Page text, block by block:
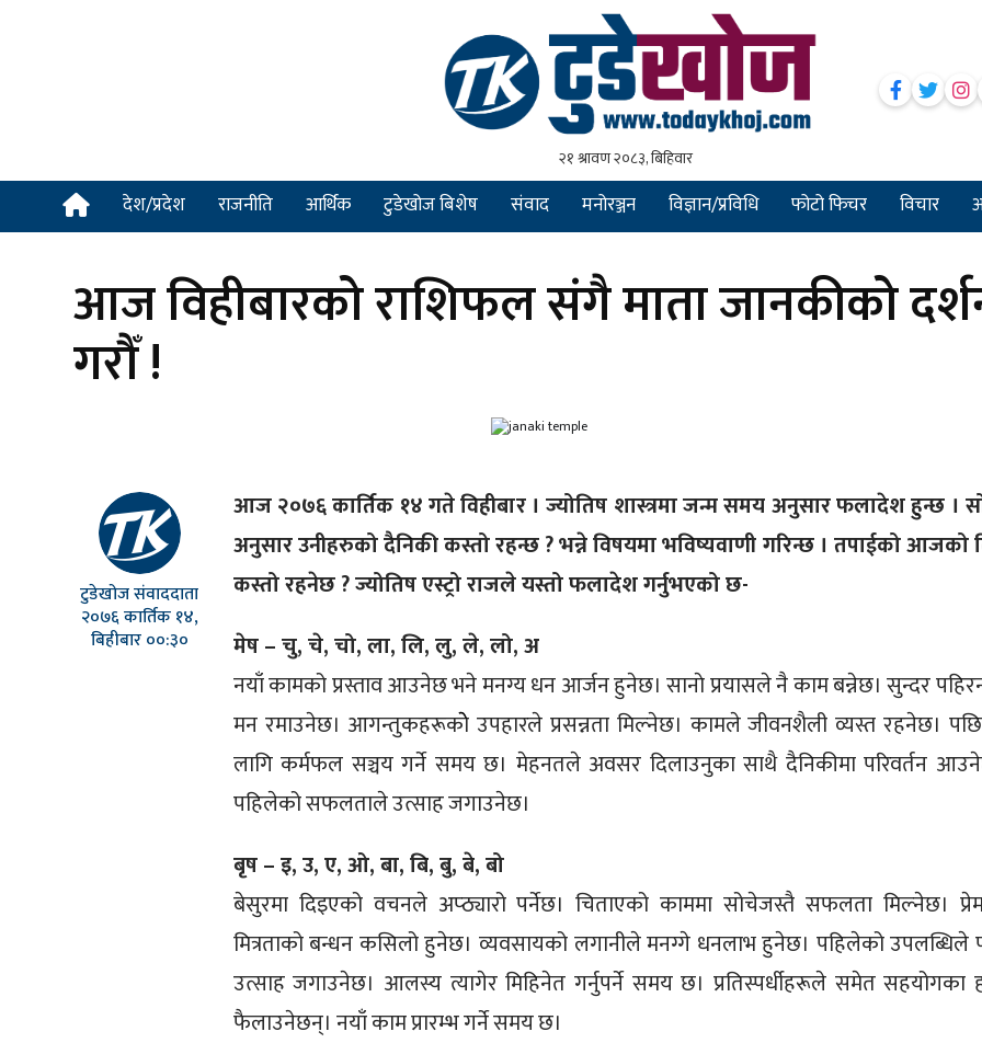
देश/प्रदेश राजनीति आर्थिक टुडेखोज बिशेष संवाद मनोरञ्जन विज्ञान/प्रविधि फोटो फिचर विचार
आज विहीबारको राशिफल संगै माता जानकीको
गरौँ !
टुडेखोज संवाददाता
२०७६ कार्तिक १४,
बिहीबार ००:३०
आज २०७६ कार्तिक १४ गते विहीबार । ज्योतिष शास्त्रमा जन्म समय अनुसार फलादेश हुन्छ ।
अनुसार उनीहरुको दैनिकी कस्तो रहन्छ ? भन्ने विषयमा भविष्यवाणी गरिन्छ । तपाईको आजको
कस्तो रहनेछ ? ज्योतिष एस्ट्रो राजले यस्तो फलादेश गर्नुभएको छ-
मेष – चु, चे, चो, ला, लि, लु, ले, लो, अ
नयाँ कामको प्रस्ताव आउनेछ भने मनग्य धन आर्जन हुनेछ। सानाे प्रयासले नै काम बन्नेछ। सुन्दर
मन रमाउनेछ। आगन्तुकहरूकाेे उपहारले प्रसन्नता मिल्नेछ। कामले जीवनशैली व्यस्त रहनेछ।
लागि कर्मफल सञ्चय गर्ने समय छ। मेहनतले अवसर दिलाउनुका साथै दैनिकीमा परिवर्तन
पहिलेको सफलताले उत्साह जगाउनेछ।
बृष – इ, उ, ए, ओ, बा, बि, बु, बे, बो
बेसुरमा दिइएको वचनले अप्ठ्यारो पर्नेछ। चिताएको काममा सोचेजस्तै सफलता मिल्नेछ।
मित्रताको बन्धन कसिलो हुनेछ। व्यवसायको लगानीले मनग्गे धनलाभ हुनेछ। पहिलेको उपलब्धिले
उत्साह जगाउनेछ। आलस्य त्यागेर मिहिनेत गर्नुपर्ने समय छ। प्रतिस्पर्धीहरूले समेत सहयोगका
फैलाउनेछन्। नयाँ काम प्रारम्भ गर्ने समय छ।